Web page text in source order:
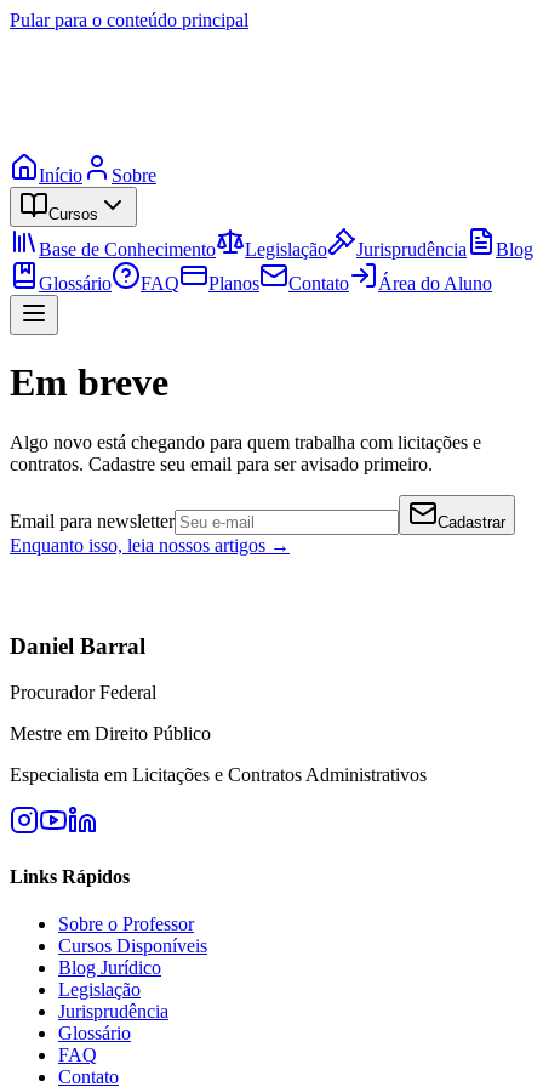
Pular para o conteúdo principal
Início Sobre
Cursos
Base de Conhecimento Legislação Jurisprudência
Blog
Glossário
FAQ Planos Contato Área do Aluno
Em breve
Algo novo está chegando para quem trabalha com licitações e
contratos. Cadastre seu email para ser avisado primeiro.
Email para newsletter Cadastrar
Enquanto isso, leia nossos artigos →
Daniel Barral
Procurador Federal
Mestre em Direito Público
Especialista em Licitações e Contratos Administrativos
Links Rápidos
Sobre o Professor
Cursos Disponíveis
Blog Jurídico
Legislação
Jurisprudência
Glossário
FAQ
Contato